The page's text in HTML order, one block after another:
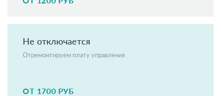
Не отключается
Отремонтируем плату управления
ОТ 1700 РУБ